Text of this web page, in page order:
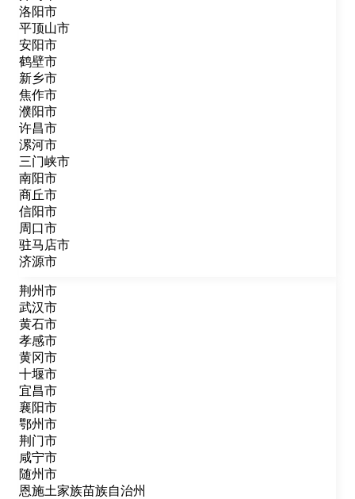
洛阳市
平顶山市
安阳市
鹤壁市
新乡市
焦作市
濮阳市
许昌市
漯河市
三门峡市
南阳市
商丘市
信阳市
周口市
驻马店市
济源市
荆州市
武汉市
黄石市
孝感市
黄冈市
十堰市
宜昌市
襄阳市
鄂州市
荆门市
咸宁市
随州市
恩施土家族苗族自治州